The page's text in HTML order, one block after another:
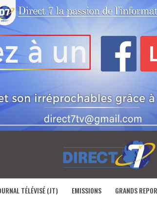
TÉLÉVISÉ (JT) EMISSIONS GRANDS